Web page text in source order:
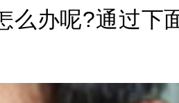
办呢?通过下